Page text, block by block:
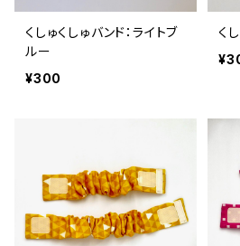
くしゅくしゅバンド：ライトブ
ルー
¥300
く